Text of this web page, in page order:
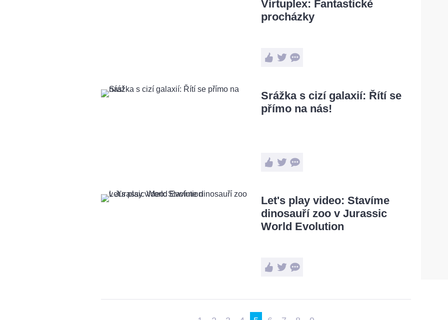
Virtuplex: Fantastické
procházky
Srážka s cizí galaxií: Řítí se
přímo na nás!
Let's play video: Stavíme
dinosauří zoo v Jurassic
World Evolution